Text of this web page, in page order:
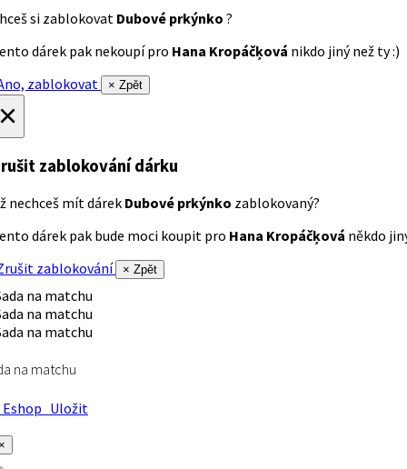
si zablokovat Dubové prkýnko ?
dárek pak nekoupí pro Hana Kropáčķová nikdo jiný než ty :)
zablokovat
× Zpět
zablokování dárku
nechceš mít dárek Dubové prkýnko zablokovaný?
dárek pak bude moci koupit pro Hana Kropáčķová někdo
zablokování
× Zpět
na matchu
Uložit